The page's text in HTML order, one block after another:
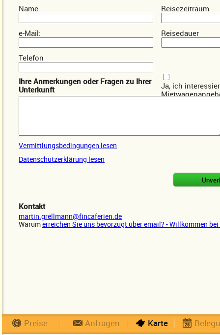
Name
e-Mail:
Telefon
Reisezeitraum
Reisedauer
Ihre Anmerkungen oder Fragen zu Ihrer
Unterkunft
Ja, ich
Vermittlungsbedingungen lesen
Datenschutzerklärung lesen
Kontakt
martin.grellmann@fincaferien.de
Warumerreichen Sie uns bevorzugt über email? - Willkommen
Preise Anfragen Karte